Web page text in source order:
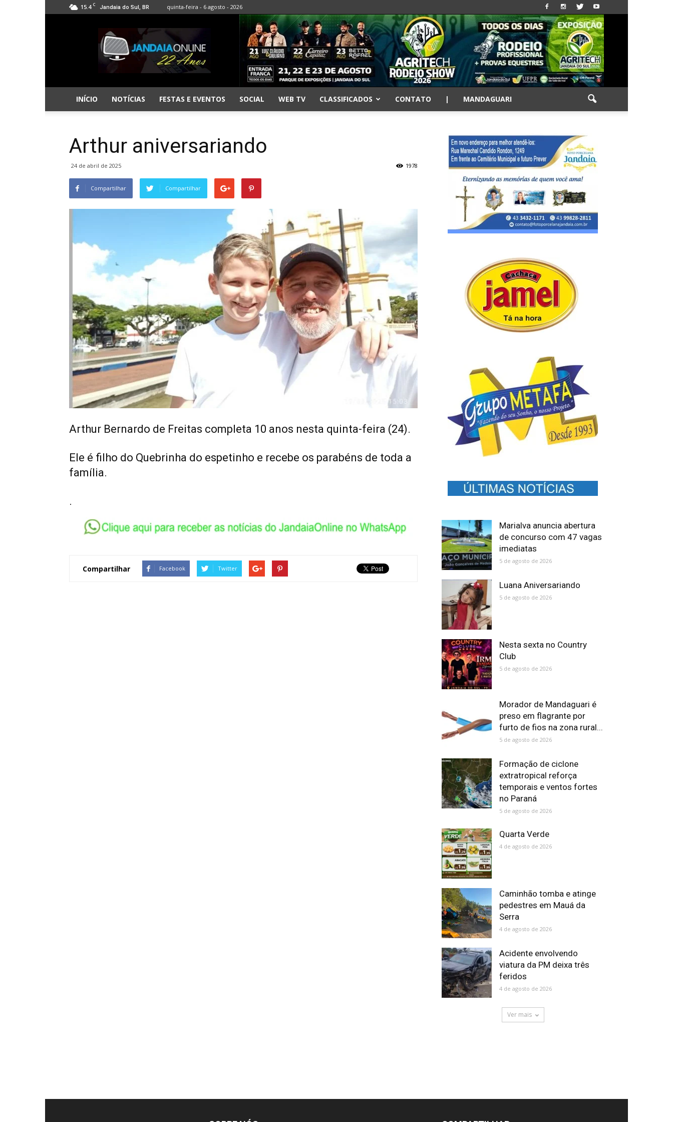
15.4 C Jandaia do Sul, BR quinta-feira - 6 agosto - 2026
Jandaia
Online
INÍCIO NOTÍCIAS FESTAS E EVENTOS SOCIAL WEB TV CLASSIFICADOS CONTATO | MANDAGUARI
Arthur aniversariando
24 de abril de 2025 1978
Compartilhar Compartilhar
Arthur Bernardo de Freitas completa 10 anos nesta quinta-feira (24).
Ele é filho do Quebrinha do espetinho e recebe os parabéns de toda a
família.
.
Compartilhar Facebook Twitter
Marialva anuncia abertura
de concurso com 47 vagas
imediatas
5 de agosto de 2026
Luana Aniversariando
5 de agosto de 2026
Nesta sexta no Country
Club
5 de agosto de 2026
Morador de Mandaguari é
preso em flagrante por
furto de fios na zona rural...
5 de agosto de 2026
Formação de ciclone
extratropical reforça
temporais e ventos fortes
no Paraná
5 de agosto de 2026
Quarta Verde
4 de agosto de 2026
Caminhão tomba e atinge
pedestres em Mauá da
Serra
4 de agosto de 2026
Acidente envolvendo
viatura da PM deixa três
feridos
4 de agosto de 2026
Ver mais